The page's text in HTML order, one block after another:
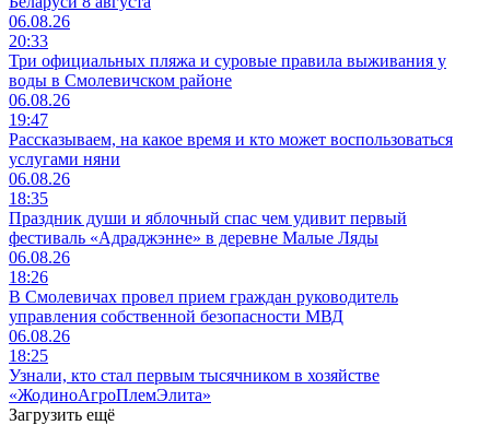
06.08.26
20:33
Три официальных пляжа и суровые правила выживания у
воды в Смолевичском районе
06.08.26
19:47
Рассказываем, на какое время и кто может воспользоваться
услугами няни
06.08.26
18:35
Праздник души и яблочный спас чем удивит первый
фестиваль «Адраджэнне» в деревне Малые Ляды
06.08.26
18:26
В Смолевичах провел прием граждан руководитель
управления собственной безопасности МВД
06.08.26
18:25
Узнали, кто стал первым тысячником в хозяйстве
«ЖодиноАгроПлемЭлита»
Загрузить ещё